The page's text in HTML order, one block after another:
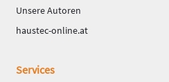
Unsere Autoren
haustec-online.at
Services